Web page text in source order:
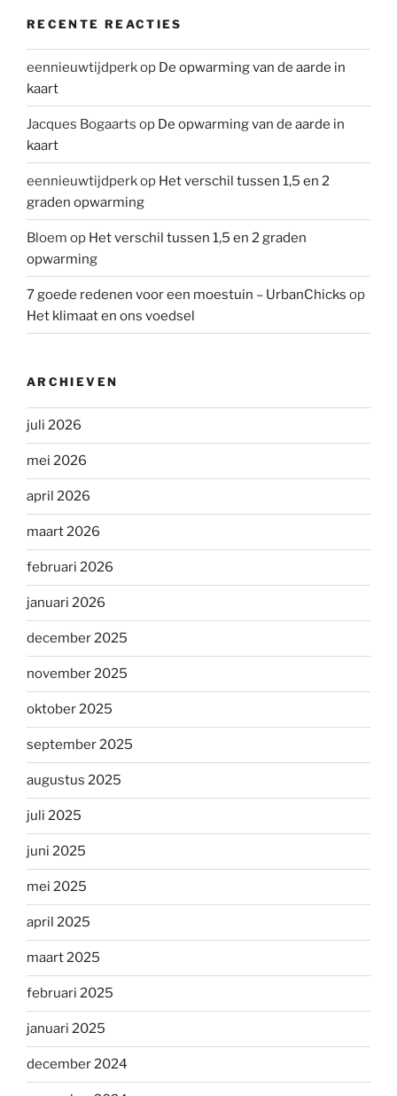
RECENTE REACTIES
eennieuwtijdperkop De opwarming van de aarde in
kaart
Jacques Bogaarts op De opwarming van de aarde in
kaart
eennieuwtijdperkop Het verschil tussen 1,5 en 2
graden opwarming
Bloem op Het verschil tussen 1,5 en 2 graden
opwarming
7 goede redenen voor een moestuin – UrbanChicks op
Het klimaat en ons voedsel
ARCHIEVEN
juli 2026
mei 2026
april 2026
maart 2026
februari 2026
januari 2026
december 2025
november 2025
oktober 2025
september 2025
augustus 2025
juli 2025
juni 2025
mei 2025
april 2025
maart 2025
februari 2025
januari 2025
december 2024